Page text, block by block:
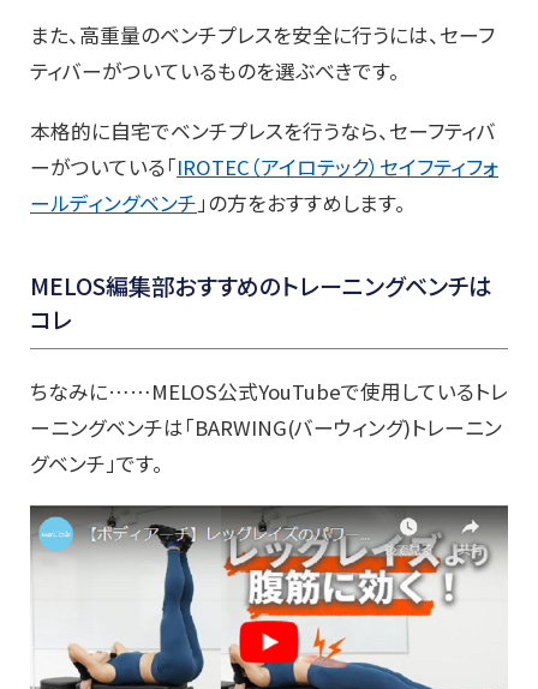
また、高重量のベンチプレスを安全に行うには、セーフ
ティバーがついているものを選ぶべきです。
本格的に自宅でベンチプレスを行うなら、セーフティバ
ーがついている「IROTEC（アイロテック）セイフティフォ
ールディングベンチ 」の方をおすすめします。
MELOS編集部おすすめのトレーニングベンチは
コレ
ちなみに……MELOS公式YouTubeで使用しているトレ
ーニングベンチは「BARWING(バーウィング)トレーニン
グベンチ」です。